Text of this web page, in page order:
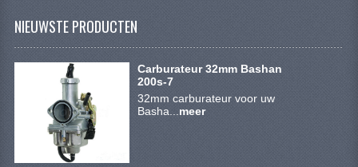
SHINERAY 200STIIE-B
SHINERAY 250 STXE
ACCESSOIRES
NIEUWSTE PRODUCTEN
Carburateur 32mm Bashan
200s-7
32mm carburateur voor uw
Basha... meer